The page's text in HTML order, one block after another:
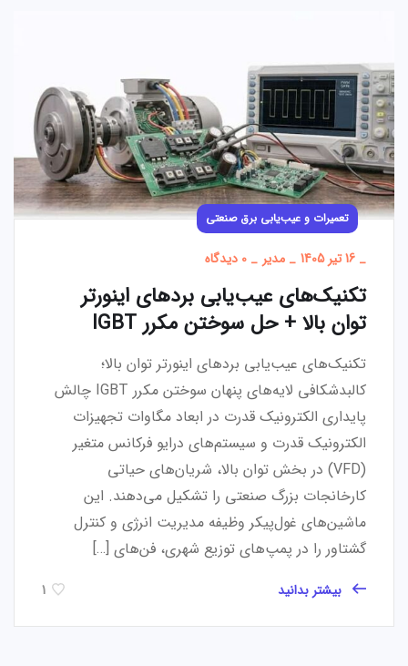
تعمیرات و عیب‌یابی برق صنعتی
_ 16 تیر 1405 _ مدیر _ 0 دیدگاه
تکنیک‌های عیب‌یابی بردهای اینورتر
توان بالا + حل سوختن مکرر IGBT
تکنیک‌های عیب‌یابی بردهای اینورتر توان بالا؛
کالبدشکافی لایه‌های پنهان سوختن مکرر IGBT چالش
پایداری الکترونیک قدرت در ابعاد مگاوات تجهیزات
الکترونیک قدرت و سیستم‌های درایو فرکانس متغیر
(VFD) در بخش توان بالا، شریان‌های حیاتی
کارخانجات بزرگ صنعتی را تشکیل می‌دهند. این
ماشین‌های غول‌پیکر وظیفه مدیریت انرژی و کنترل
گشتاور را در پمپ‌های توزیع شهری، فن‌های […]
بیشتر بدانید 1